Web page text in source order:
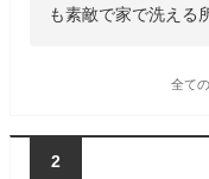
も素敵で家で洗える
全て
2